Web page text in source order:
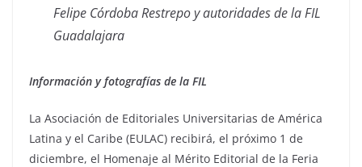
Felipe Córdoba Restrepo y autoridades de la FIL
Guadalajara
Información y fotografías de la FIL
La Asociación de Editoriales Universitarias de América
Latina y el Caribe (EULAC) recibirá, el próximo 1 de
diciembre, el Homenaje al Mérito Editorial de la Feria